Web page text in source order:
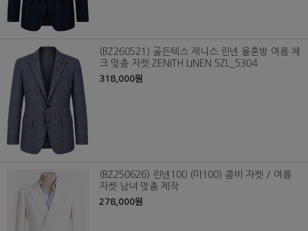
(BZ260521) 골든텍스 제니스 린넨 울혼방 여름 체
크 맞춤 자켓 ZENITH LINEN 5ZL_5304
318,000원
(BZ250626) 린넨100 (마100) 콤비 자켓 / 여름
자켓 남녀 맞춤 제작
278,000원